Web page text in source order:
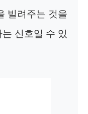
빌려주는 것을
신호일 수 있